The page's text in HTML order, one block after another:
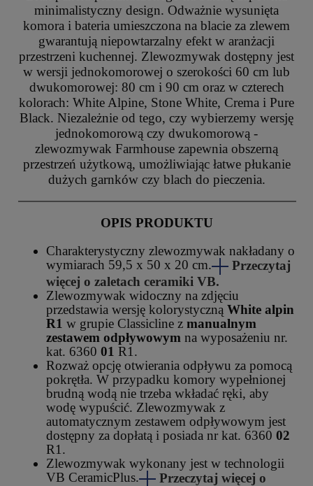
minimalistyczny design. Odważnie wysunięta
komora i bateria umieszczona na blacie za zlewem
gwarantują niepowtarzalny efekt w aranżacji
przestrzeni kuchennej. Zlewozmywak dostępny jest
w wersji jednokomorowej o szerokości 60 cm lub
dwukomorowej: 80 cm i 90 cm oraz w czterech
kolorach: White Alpine, Stone White, Crema i Pure
Black. Niezależnie od tego, czy wybierzemy wersję
jednokomorową czy dwukomorową -
zlewozmywak Farmhouse zapewnia obszerną
przestrzeń użytkową, umożliwiając łatwe płukanie
dużych garnków czy blach do pieczenia.
OPIS PRODUKTU
Charakterystyczny zlewozmywak nakładany o
wymiarach 59,5 x 50 x 20 cm.
Przeczytaj
więcej o zaletach ceramiki VB.
Zlewozmywak widoczny na zdjęciu
przedstawia wersję kolorystyczną White alpin
R1 w grupie Classicline z manualnym
zestawem odpływowym na wyposażeniu nr.
kat. 6360 01 R1.
Rozważ opcję otwierania odpływu za pomocą
pokrętła. W przypadku komory wypełnionej
brudną wodą nie trzeba wkładać ręki, aby
wodę wypuścić. Zlewozmywak z
automatycznym zestawem odpływowym jest
dostępny za dopłatą i posiada nr kat. 6360 02
R1.
Zlewozmywak wykonany jest w technologii
VB CeramicPlus.
Przeczytaj więcej o